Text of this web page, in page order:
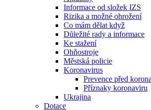
Informace od složek IZS
Rizika a možné ohrožení
Co mám dělat když
Důležité rady a informace
Ke stažení
Ohňostroje
Městská policie
Koronavirus
Prevence před
Příznaky koronaviru
Ukrajina
Dotace